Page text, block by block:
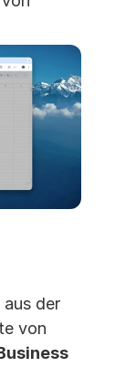
aus der
von